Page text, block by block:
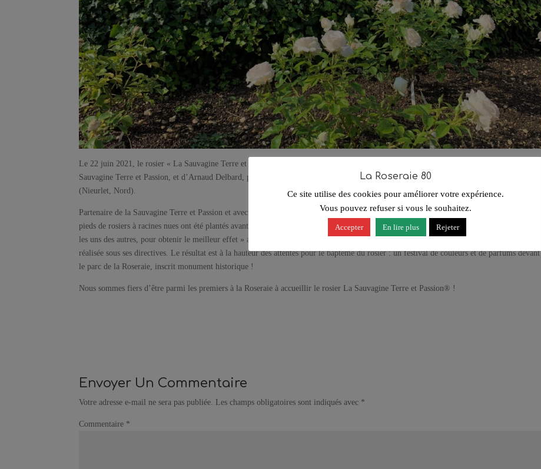
Le 22 juin 2021, le rosier « La Sauvagine Terre et Passion® Delflorobla » a été baptisé en présence de Guy Boulnois, fondateur de la
Sauvagine Terre et Passion, et d’Arnaud Delbard, président des Pépinières et Roseraies Georges Delbard à La Sauvagine Terre et Passion
(Nieurlet, Nord).
Partenaire de la Sauvagine Terre et Passion et avec l’aimable permission des Pépinières et Roseraies Georges Delbard, une vingtaine de
pieds de rosiers à racines nues ont été plantés avant la Sainte Catherine en 2020. « Il faut planter ces rosiers en quinconce, à 70 centimètres
les uns des autres, pour obtenir le meilleur effet » avait précisé Guy Boulnois. Dès le printemps, une première taille des jeunes plants a été
réalisée sous ses directives. Le résultat est à la hauteur des attentes pour le baptême du rosier : un festival de couleurs et de parfums devant
le parc de la Roseraie, inscrit monument historique !
Nous sommes fiers d’être parmi les premiers à la Roseraie à accueillir le rosier La Sauvagine Terre et Passion® !
Envoyer Un Commentaire
Votre adresse e-mail ne sera pas publiée. Les champs obligatoires sont indiqués avec *
Commentaire *
La Roseraie 80
Ce site utilise des cookies pour améliorer votre expérience.
Vous pouvez refuser si vous le souhaitez.
Accepter En lire plus Rejeter